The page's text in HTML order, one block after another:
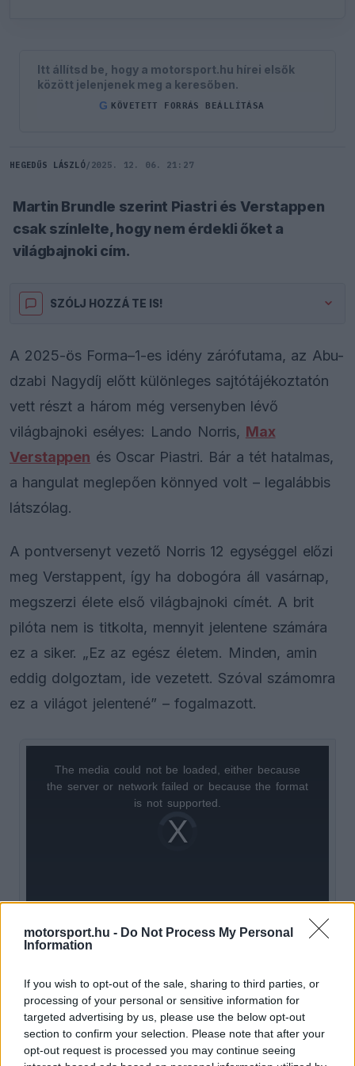
motorsport.hu - Do Not Process My Personal
Information
If you wish to opt-out of the sale, sharing to third parties, or
processing of your personal or sensitive information for
targeted advertising by us, please use the below opt-out
section to confirm your selection. Please note that after your
opt-out request is processed you may continue seeing
Itt állítsd be, hogy a motorsport.hu hírei elsők
között jelenjenek meg a keresőben.
G KÖVETETT FORRÁS BEÁLLÍTÁSA
HEGEDŰS LÁSZLÓ/ 2025. 12. 06. 21:27
Martin Brundle szerint Piastri és Verstappen
csak színlelte, hogy nem érdekli őket a
világbajnoki cím.
SZÓLJ HOZZÁ TE IS!
A 2025-ös Forma–1-es idény zárófutama, az Abu-
dzabi Nagydíj előtt különleges sajtótájékoztatón
vett részt a három még versenyben lévő
világbajnoki esélyes: Lando Norris, Max
Verstappen és Oscar Piastri. Bár a tét hatalmas,
a hangulat meglepően könnyed volt – legalábbis
látszólag.
A pontversenyt vezető Norris 12 egységgel előzi
meg Verstappent, így ha dobogóra áll vasárnap,
megszerzi élete első világbajnoki címét. A brit
pilóta nem is titkolta, mennyit jelentene számára
ez a siker. „Ez az egész életem. Minden, amin
eddig dolgoztam, ide vezetett. Szóval számomra
ez a világot jelentené” – fogalmazott.
Video
Player
loading.
The media could not be loaded, either because
the server or network failed or because the format
is not supported.
szerezte első világbajnoki címét, idén sokáig
hátrányban volt, de az utóbbi hónapokban
visszakapaszkodott. Ő jóval higgadtabban beszélt
a lehetőségről, szerinte ugyanis a címvédés „csak